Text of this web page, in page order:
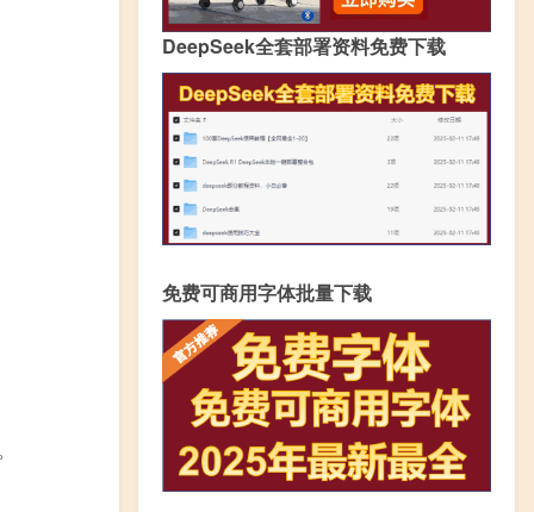
DeepSeek全套部署资料免费下载
免费可商用字体批量下载